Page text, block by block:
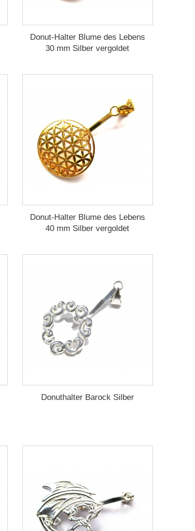
Donut-Halter Blume des Lebens
30 mm Silber vergoldet
Donut-Halter Blume des Lebens
40 mm Silber vergoldet
Donuthalter Barock Silber